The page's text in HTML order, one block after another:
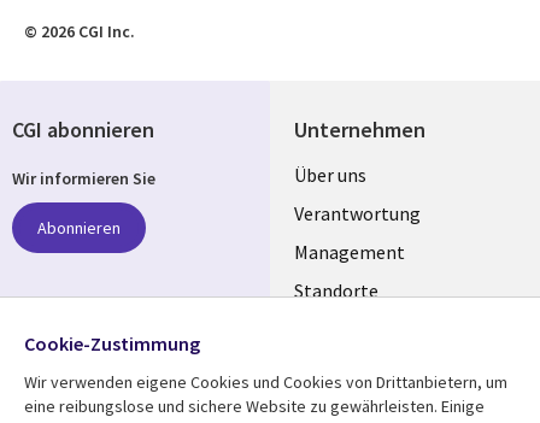
© 2026 CGI Inc.
Unternehmen
Useful
links
GERMANY
Über uns
Verantwortung
Management
Standorte
CGI abonnieren
Wir informieren Sie
Abonnieren
Folgen Sie uns
Social
Media
Cookie-Zustimmung
Wir verwenden eigene Cookies und Cookies von Drittanbietern, um
eine reibungslose und sichere Website zu gewährleisten. Einige